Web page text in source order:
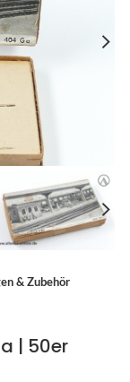
& Zubehör
| 50er